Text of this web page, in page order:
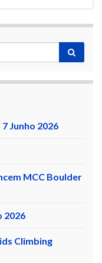
Junho 2026
MCC Boulder
2026
Climbing